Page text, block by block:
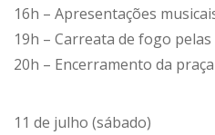
16h – Apresentações
19h – Carreata de fogo pelas
20h – Encerramento da
11 de julho (sábado)